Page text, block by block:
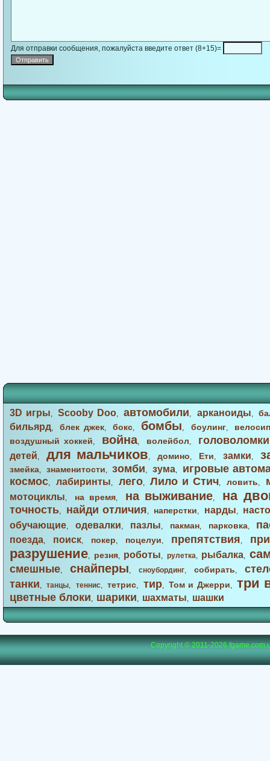
Для отправки сообщения, пожалуйста введите ответ (8+15)=
3D игры,Scooby Doo,автомобили, арканоиды,
бильярд,блек джек,бокс, бомбы, боулинг,
воздушный хоккей, война, волейбол, головоломки
детей, для мальчиков, домино, Ети, замки,
змейка, знаменитости,зомби, зума,
игровые
космос, лабиринты, лего,Лило и Стич,ловить,
мотоциклы, на время, на выживание, на
точность, найди отличия, наперстки, нарды,
обучающие, одевалки, пазлы, пакман, парковка,
поезда, поиск, покер, поцелуи, препятствия,
разрушение, резня, роботы, рулетка, рыбалка,
смешные, снайперы, сноубординг, собирать,
танки,танцы, теннис,тетрис, тир,Том и Джерри, три
цветные блоки, шарики, шахматы, шашки
Copyright © 2011-2026